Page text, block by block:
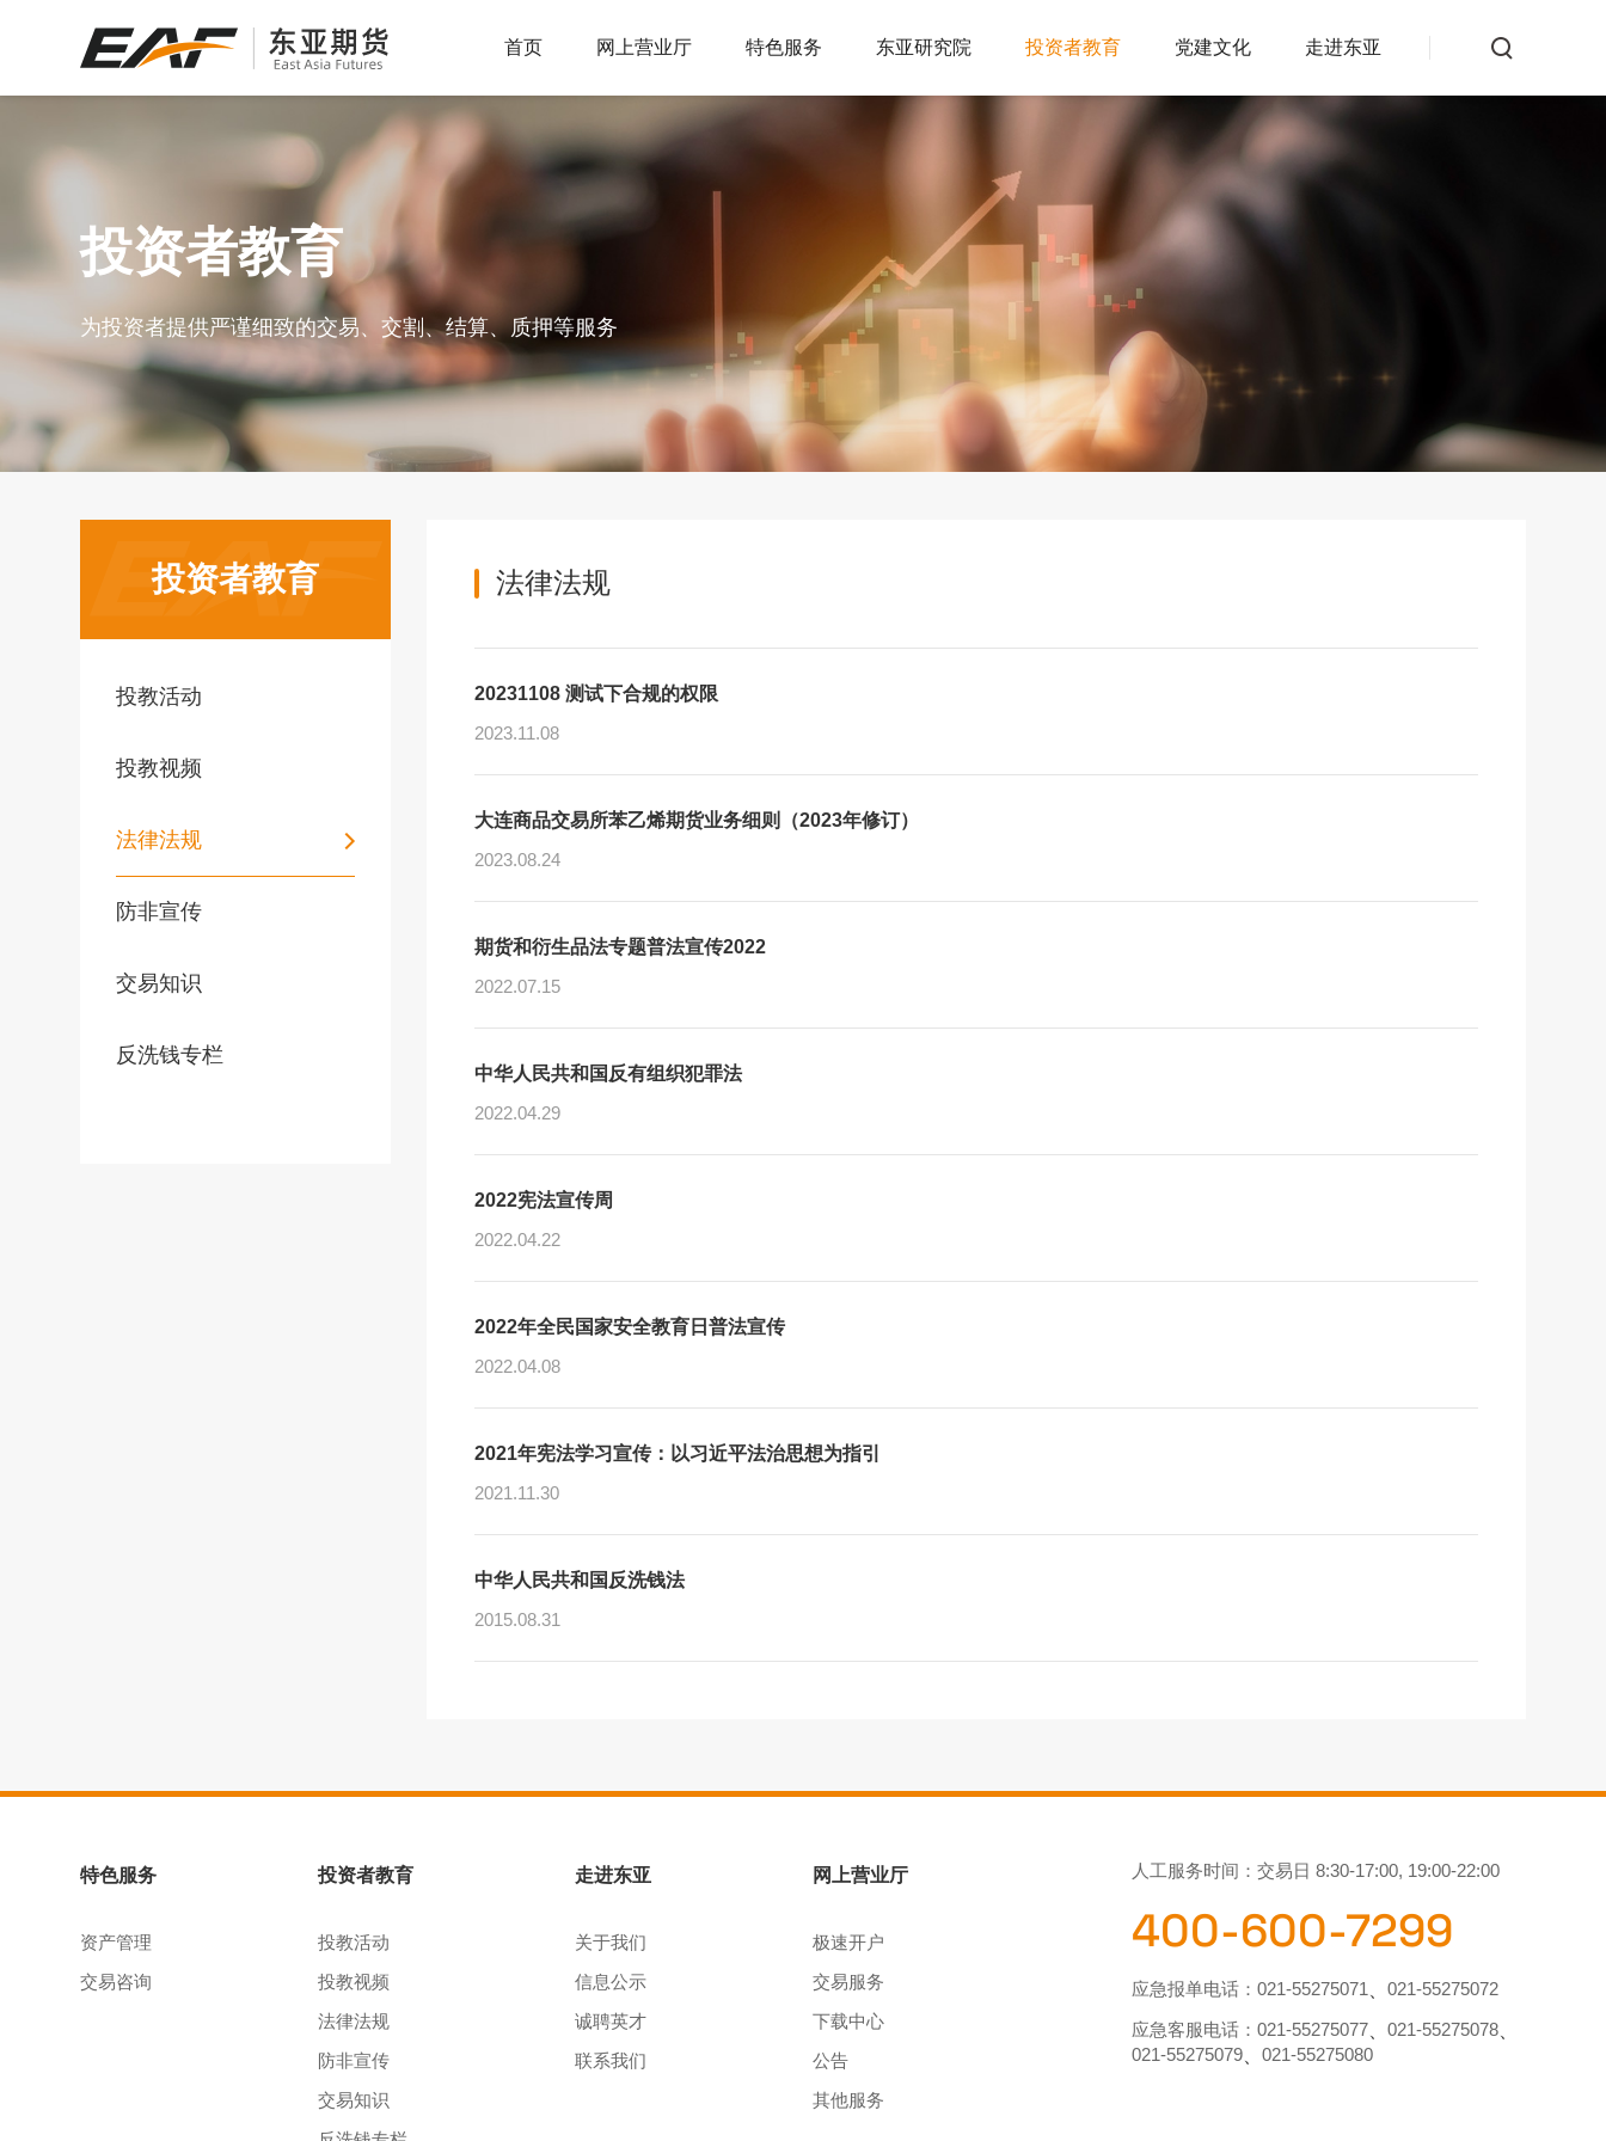
首页 网上营业厅
为投资者提供全面、客观、
专业的咨询服务
服务热线： 银期转账
手续费标准
保证金标准
品种基础
下载中心
手机软件
电脑软件
资料下载
公司公告
交易所公告
交易提示
资产管理公告
特色服务
400-600-7299 资产管理
东亚研究院 投资者教育
400-600-7299 投教活动 反洗钱专栏
党建文化 走进东亚
400-600-7299 关于我们
投资者教育
为投资者提供严谨细致的交易、交割、结算、质押等服务
投资者教育
投教活动
投教视频
期货基础
期货品种
期权相关
法律法规
国家法律
防非宣传
交易知识
反洗钱专栏
法律法规
20231108 测试下合规的权限
2023.11.08
大连商品交易所苯乙烯期货业务细则（2023年修订）
2023.08.24
期货和衍生品法专题普法宣传2022
2022.07.15
中华人民共和国反有组织犯罪法
2022.04.29
2022宪法宣传周
2022.04.22
2022年全民国家安全教育日普法宣传
2022.04.08
2021年宪法学习宣传：以习近平法治思想为指引
2021.11.30
中华人民共和国反洗钱法
2015.08.31
特色服务
资产管理
交易咨询
投资者教育
投教活动
投教视频
法律法规
防非宣传
交易知识
走进东亚
关于我们
信息公示
诚聘英才
联系我们
网上营业厅
极速开户
交易服务
下载中心
公告
其他服务
人工服务时间：交易日 8:30-17:00, 19:00-22:00
400-600-7299
应急报单电话： 021-55275071、 021-55275072
应急客服电话： 021-55275077、 021-55275078、
021-55275079、 021-55275080